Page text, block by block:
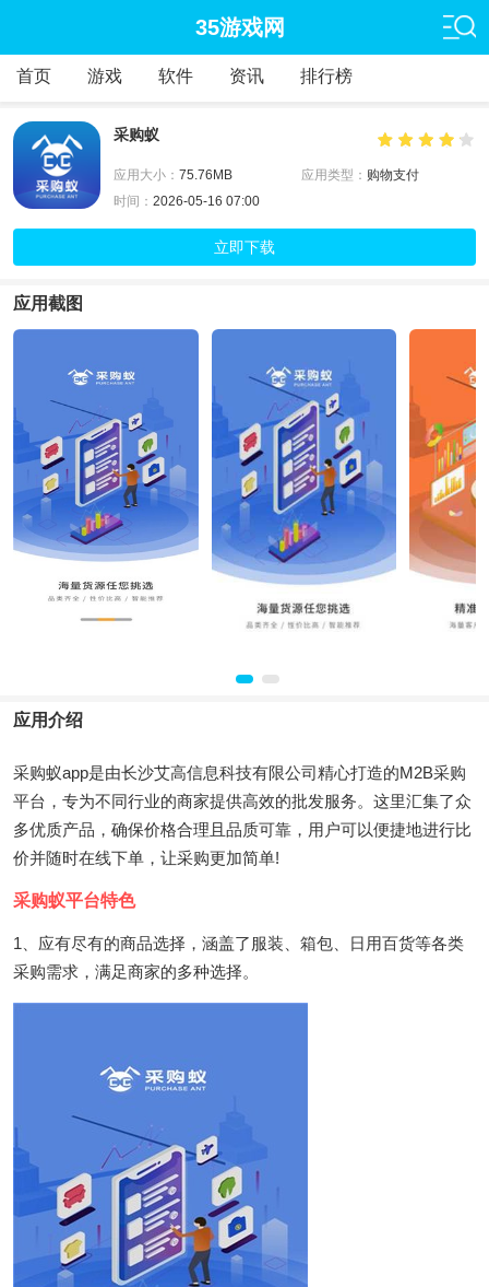
35游戏网
首页 游戏 软件 资讯 排行榜
采购蚁
应用大小： 75.76MB 应用类型： 购物支付
时间： 2026-05-16 07:00
立即下载
应用截图
应用介绍
采购蚁app是由长沙艾高信息科技有限公司精心打造的M2B采购
平台，专为不同行业的商家提供高效的批发服务。这里汇集了众
多优质产品，确保价格合理且品质可靠，用户可以便捷地进行比
价并随时在线下单，让采购更加简单!
采购蚁平台特色
1、应有尽有的商品选择，涵盖了服装、箱包、日用百货等各类
采购需求，满足商家的多种选择。